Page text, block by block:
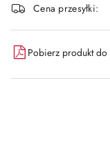
Cena przesyłki:
Pobierz produkt do